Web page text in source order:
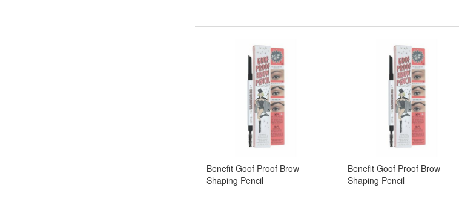
Benefit Goof Proof Brow
Shaping Pencil
Benefit Goof Proof Brow
Shaping Pencil